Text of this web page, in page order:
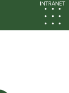
INTRANET